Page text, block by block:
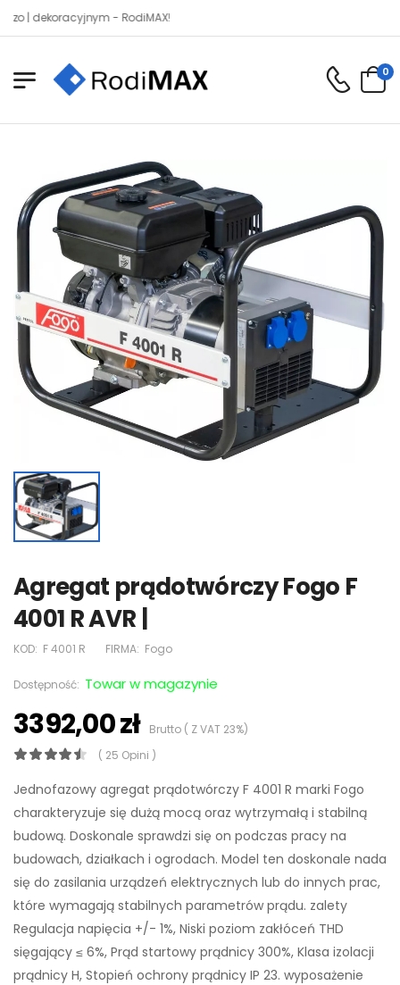
- RodiMAX!
0
Agregat prądotwórczy Fogo F
4001 R AVR |
KOD: F 4001 R FIRMA: Fogo
Dostępność: Towar w magazynie
3392,00 złBrutto ( Z VAT 23%)
( 25 Opini )
Jednofazowy agregat prądotwórczy F 4001 R marki Fogo
charakteryzuje się dużą mocą oraz wytrzymałą i stabilną
budową. Doskonale sprawdzi się on podczas pracy na
budowach, działkach i ogrodach. Model ten doskonale nada
się do zasilania urządzeń elektrycznych lub do innych prac,
które wymagają stabilnych parametrów prądu. zalety
Regulacja napięcia +/- 1%, Niski poziom zakłóceń THD
sięgający ≤ 6%, Prąd startowy prądnicy 300%, Klasa izolacji
prądnicy H, Stopień ochrony prądnicy IP 23. wyposażenie